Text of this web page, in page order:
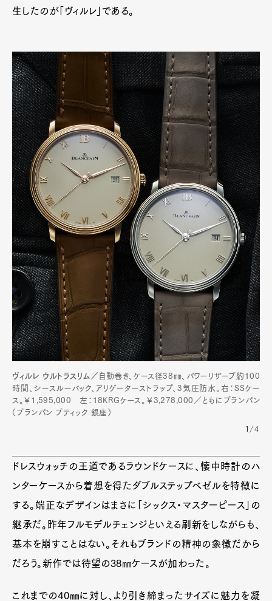
Art&Design WatchFashion
Pen Membership
Magazine
Official Columnist
About
Contact
Pen Meet
Pen international Pen tw
生したのが「ヴィルレ」である。
ヴィルレ ウルトラスリム／ 自動巻き、ケース径38㎜、パワーリザーブ約100
時間、シースルーバック、アリゲーターストラップ、3気圧防水。右：SSケー
ス。￥1,595,000 左：18KRGケース。￥3,278,000／ともにブランパン
（ブランパン ブティック 銀座）
1/4
ドレスウォッチの王道であるラウンドケースに、懐中時計のハ
ンターケースから着想を得たダブルステップベゼルを特徴に
する。端正なデザインはまさに「シックス・マスターピース」の
継承だ。昨年フルモデルチェンジといえる刷新をしながらも、
基本を崩すことはない。それもブランドの精神の象徴だから
だろう。新作では待望の38㎜ケースが加わった。
これまでの40㎜に対し、より引き締まったサイズに魅力を凝